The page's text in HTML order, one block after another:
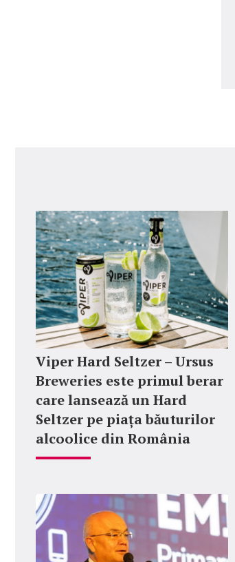
Viper Hard Seltzer – Ursus
Breweries este primul berar
care lansează un Hard
Seltzer pe piața băuturilor
alcoolice din România